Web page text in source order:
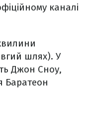
каналі
шлях). У
Джон Сноу,
Баратеон